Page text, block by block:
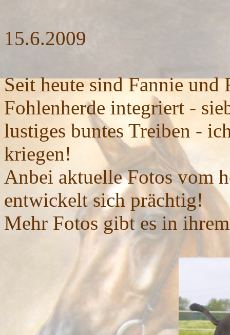
15.6.2009
Seit heute sind Fannie und
Fohlenherde integriert -
lustiges buntes Treiben -
kriegen!
Anbei aktuelle Fotos vom
entwickelt sich prächtig!
Mehr Fotos gibt es in